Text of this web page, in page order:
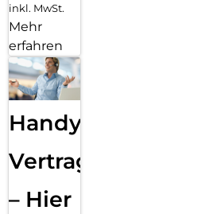
inkl. MwSt.
Mehr
erfahren
Handy
Vertragsabwicklung
– Hier